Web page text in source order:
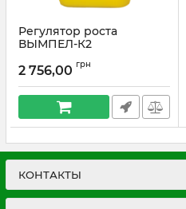
Регулятор роста
ВЫМПЕЛ-К2
2 756,00 грн
КОНТАКТЫ